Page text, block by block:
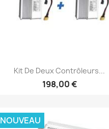
Aperçu rapide
Kit De Deux Contrôleurs...
198,00 €
NOUVEAU